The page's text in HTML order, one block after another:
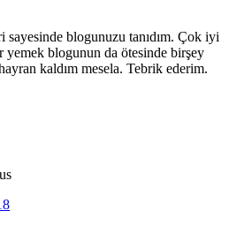
sayesinde blogunuzu tanıdım. Çok iyi
yemek blogunun da ötesinde birşey
kaldım mesela. Tebrik ederim.